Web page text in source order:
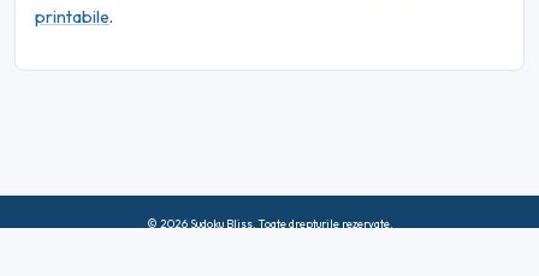
printabile.
© 2026 Sudoku Bliss. Toate drepturile rezervate.